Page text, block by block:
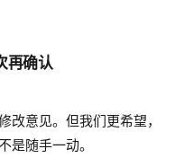
再确认
意见。但我们更希望，
是随手一动。